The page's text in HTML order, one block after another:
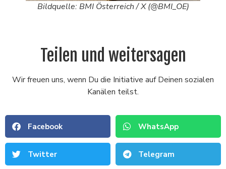
Bildquelle: BMI Österreich / X (@BMI_OE)
Teilen und weitersagen
Wir freuen uns, wenn Du die Initiative auf Deinen sozialen
Kanälen teilst.
Facebook WhatsApp
Twitter Telegram